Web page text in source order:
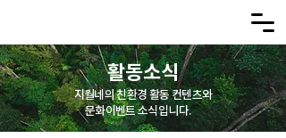
활동소식
지월네의 친환경 활동 컨텐츠와
문화이벤트 소식입니다.